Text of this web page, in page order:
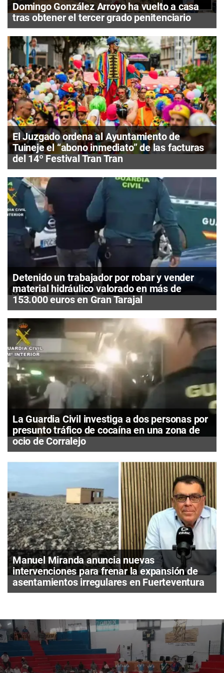
Domingo González Arroyo ha vuelto a casa
tras obtener el tercer grado penitenciario
El Juzgado ordena al Ayuntamiento de
Tuineje el “abono inmediato” de las facturas
del 14º Festival Tran Tran
Detenido un trabajador por robar y vender
material hidráulico valorado en más de
153.000 euros en Gran Tarajal
La Guardia Civil investiga a dos personas por
presunto tráfico de cocaína en una zona de
ocio de Corralejo
Manuel Miranda anuncia nuevas
intervenciones para frenar la expansión de
asentamientos irregulares en Fuerteventura